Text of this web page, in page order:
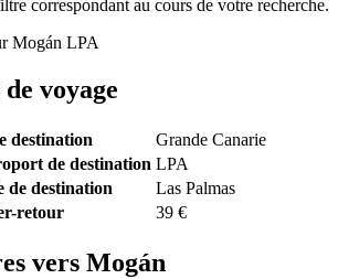
correspondant au cours de votre recherche.
Mogán LPA
voyage
destination
Grande Canarie
de destination LPA
de destination
Las Palmas
retour
39 €
vers Mogán